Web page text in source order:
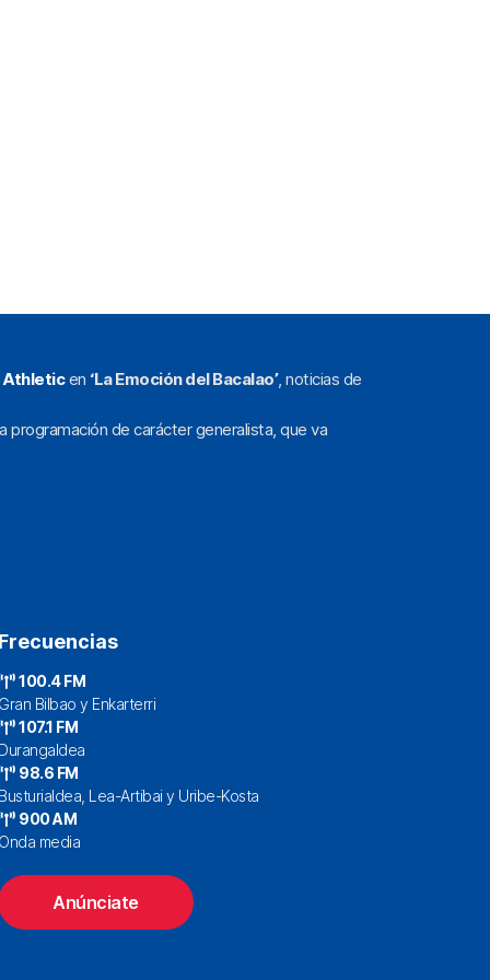
Athleticen ‘La Emoción del Bacalao’, noticias de
programación de carácter generalista, que va
Frecuencias
100.4 FM
Gran Bilbao y Enkarterri
107.1 FM
Durangaldea
98.6 FM
Busturialdea, Lea-Artibai y Uribe-Kosta
900 AM
Onda media
Anúnciate